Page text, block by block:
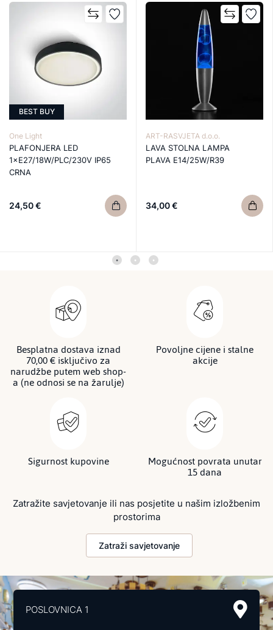
BEST BUY
One Light
PLAFONJERA LED
1×E27/18W/PLC/230V IP65
CRNA
24,50 €
ART-RASVJETA d.o.o.
LAVA STOLNA LAMPA
PLAVA E14/25W/R39
34,00 €
Besplatna dostava iznad
70,00 € isključivo za
narudžbe putem web shop-
a (ne odnosi se na žarulje)
Povoljne cijene i stalne
akcije
Sigurnost kupovine Mogućnost povrata unutar
15 dana
Zatražite savjetovanje ili nas posjetite u našim izložbenim
prostorima
Zatraži savjetovanje
POSLOVNICA 1